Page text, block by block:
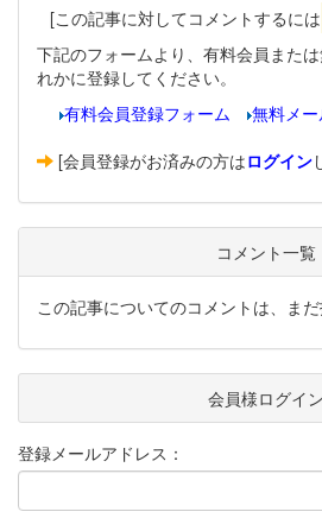
[この記事に対してコメントするには
下記のフォームより、有料会員また
れかに登録してください。
有料会員登録フォーム
無料メ
[会員登録がお済みの方はログイン
コメント一覧
この記事についてのコメントは、まだ
会員様ログイン
登録メールアドレス：